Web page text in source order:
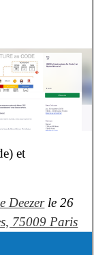
et
Deezerle 26
75009 Paris